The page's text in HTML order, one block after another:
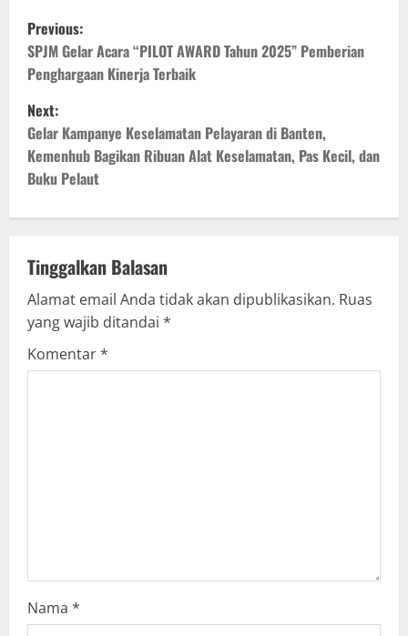
P
o
s
t
n
a
v
i
g
a
Previous:
SPJM Gelar Acara “PILOT AWARD Tahun 2025” Pemberian
Penghargaan Kinerja Terbaik
Next:
Gelar Kampanye Keselamatan Pelayaran di Banten,
Kemenhub Bagikan Ribuan Alat Keselamatan, Pas Kecil, dan
Buku Pelaut
Tinggalkan Balasan
Alamat email Anda tidak akan dipublikasikan. Ruas
yang wajib ditandai *
Komentar*
Nama *